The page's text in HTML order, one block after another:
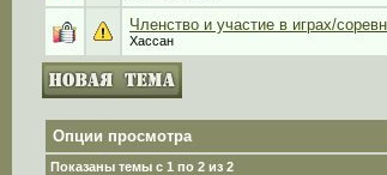
Членство и участие в играх/
Хассан
Опции просмотра
Показаны темы с 1 по 2 из 2